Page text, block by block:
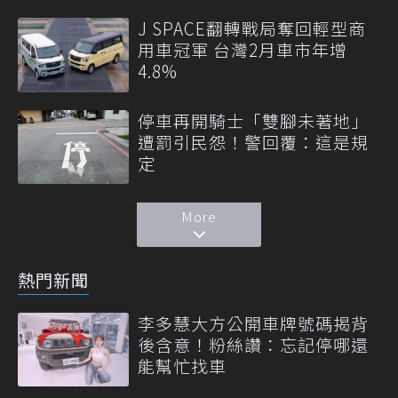
J SPACE翻轉戰局奪回輕型商
用車冠軍 台灣2月車市年增
4.8%
停車再開騎士「雙腳未著地」
遭罰引民怨！警回覆：這是規
定
More
熱門新聞
李多慧大方公開車牌號碼揭背
後含意！粉絲讚：忘記停哪還
能幫忙找車